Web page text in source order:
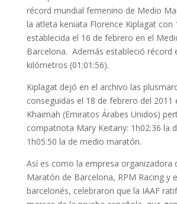
récord mundial femenino de Medio
la atleta keniata Florence Kiplagat con
establecida el 16 de febrero en el
Barcelona. Además estableció récord
kilómetros (01:01:56).
Kiplagat dejó en el archivo las
conseguidas el 18 de febrero del 2011
Khaimah (Emiratos Árabes Unidos)
compatriota Mary Keitany: 1h02:36 la
1h05:50 la de medio maratón.
Así es como la empresa organizadora
Maratón de Barcelona, RPM Racing y
barcelonés, celebraron que la IAAF